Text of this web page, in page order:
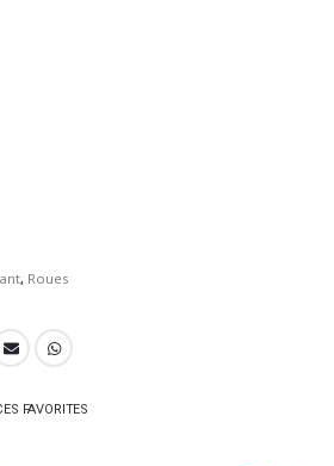
, Roues
FAVORITES